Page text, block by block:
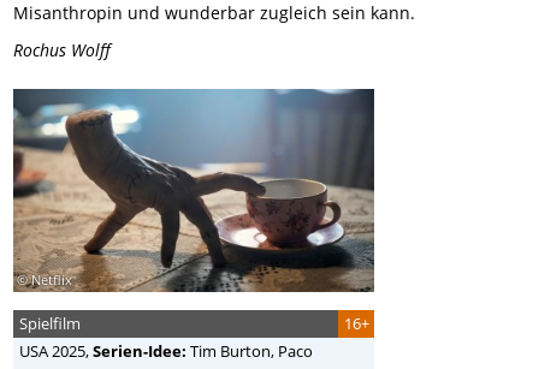
Misanthropin und wunderbar zugleich sein kann.
Rochus Wolff
© Netflix
16+
Spielfilm
USA2025,Serien-Idee: Tim Burton, Paco